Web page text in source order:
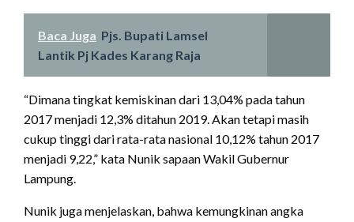
Baca Juga Pjs. Bupati Lamsel
Lantik Pj Kades Karang Raja
“Dimana tingkat kemiskinan dari 13,04% pada tahun
2017 menjadi 12,3% ditahun 2019. Akan tetapi masih
cukup tinggi dari rata-rata nasional 10,12% tahun 2017
menjadi 9,22,” kata Nunik sapaan Wakil Gubernur
Lampung.
Nunik juga menjelaskan, bahwa kemungkinan angka